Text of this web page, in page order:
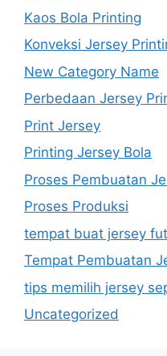
Kaos Bola Printing
Konveksi Jersey
New Category Name
Perbedaan Jersey
Print Jersey
Printing Jersey Bola
Proses Pembuatan
Proses Produksi
tempat buat jersey
Tempat Pembuatan
tips memilih jersey
Uncategorized